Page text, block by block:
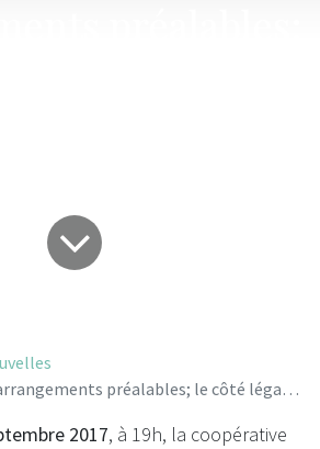
préalables; le côté légal, préventif et humain
2017, à 19h, la coopérative